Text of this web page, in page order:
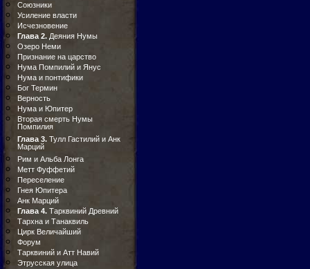
Союзники
Усиление власти
Исчезновение
Глава 2. Деяния Нумы
Озеро Неми
Признание на царство
Нума Помпилий и Янус
Нума и понтифики
Бог Термин
Верность
Нума и Юпитер
Вторая смерть Нумы
Помпилия
Глава 3. Тулл Гастилий и Анк
Марций
Рим и Альба Лонга
Метт Фуффетий
Переселение
Гнея Юпитера
Анк Марций
Глава 4. Тарквиний Древний
Тархна и Танаквиль
Цирк Величайший
Форум
Тарквиний и Атт Навий
Этрусская улица